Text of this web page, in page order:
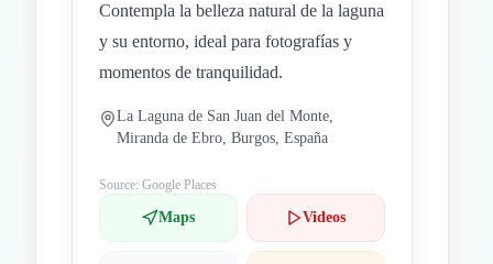
Contempla la belleza natural de la laguna
y su entorno, ideal para fotografías y
momentos de tranquilidad.
La Laguna de San Juan del Monte,
Miranda de Ebro, Burgos, España
Source: Google Places
Maps Videos